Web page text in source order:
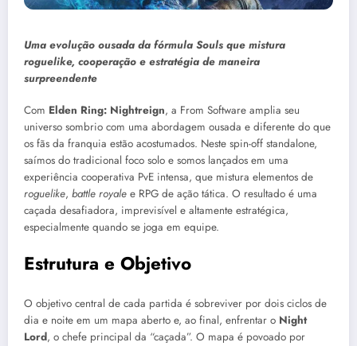
Uma evolução ousada da fórmula Souls que mistura
roguelike, cooperação e estratégia de maneira
surpreendente
Com Elden Ring: Nightreign, a From Software amplia seu
universo sombrio com uma abordagem ousada e diferente do que
os fãs da franquia estão acostumados. Neste spin-off standalone,
saímos do tradicional foco solo e somos lançados em uma
experiência cooperativa PvE intensa, que mistura elementos de
roguelike, battle royale e RPG de ação tática. O resultado é uma
caçada desafiadora, imprevisível e altamente estratégica,
especialmente quando se joga em equipe.
Estrutura e Objetivo
O objetivo central de cada partida é sobreviver por dois ciclos de
dia e noite em um mapa aberto e, ao final, enfrentar o Night
Lord, o chefe principal da “caçada”. O mapa é povoado por